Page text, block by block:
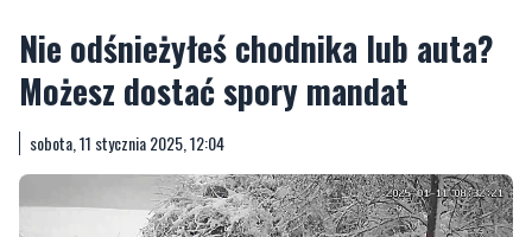
Nie odśnieżyłeś chodnika lub auta?
Możesz dostać spory mandat
sobota, 11 stycznia 2025, 12:04